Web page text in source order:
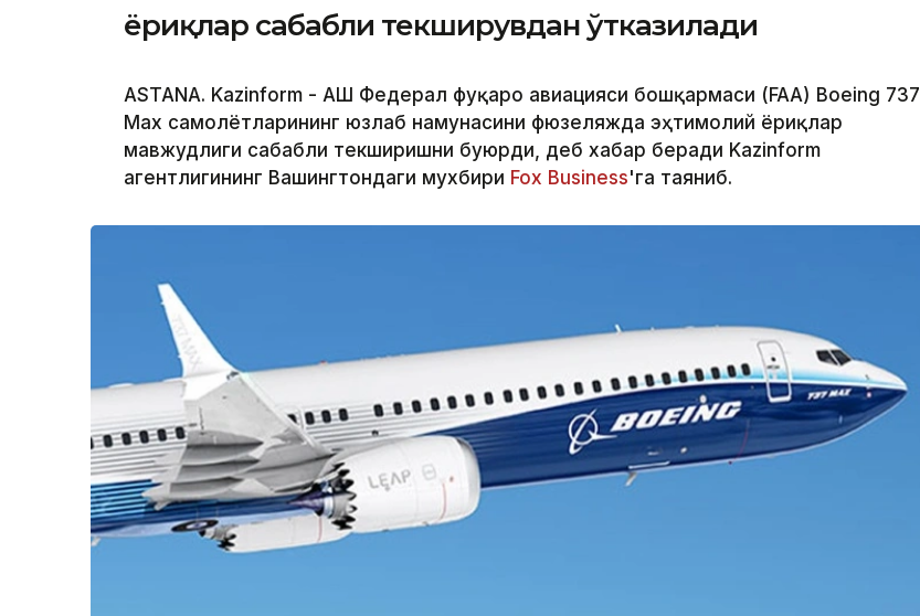
ёриқлар сабабли текширувдан ўтказилади
ASTANA. Kazinform - АҚШ Федерал фуқаро авиацияси бошқармаси (FAA) Boeing 737
Max самолётларининг юзлаб намунасини фюзеляжда эҳтимолий ёриқлар
мавжудлиги сабабли текширишни буюрди, деб хабар беради Kazinform
агентлигининг Вашингтондаги мухбири Fox Business'га таяниб.